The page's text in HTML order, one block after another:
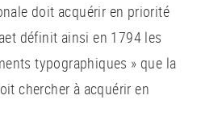
doit acquérir en priorité
définit ainsi en 1794 les
typographiques » que la
chercher à acquérir en